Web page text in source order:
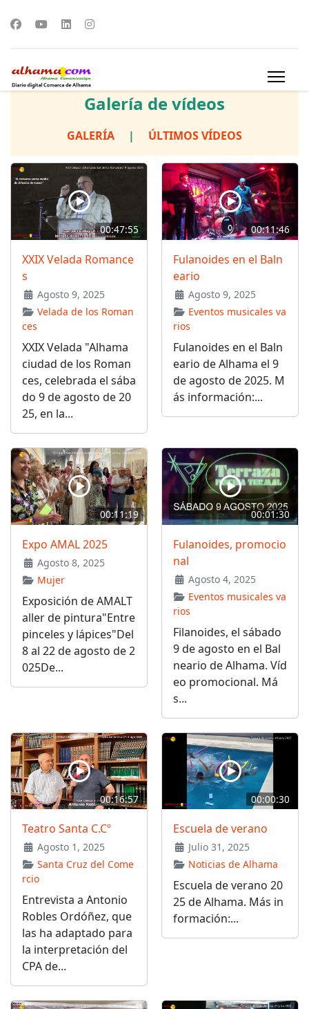
Galería de vídeos
GALERÍA | ÚLTIMOS VÍDEOS
00:47:55
XXIX Velada Romance
s
Agosto 9, 2025
Velada de los Roman
ces
XXIX Velada "Alhama
ciudad de los Roman
ces, celebrada el sába
do 9 de agosto de 20
25, en la...
00:11:46
Fulanoides en el Baln
eario
Agosto 9, 2025
Eventos musicales va
rios
Fulanoides en el Baln
eario de Alhama el 9
de agosto de 2025. M
ás información:...
00:11:19
Expo AMAL 2025
Agosto 8, 2025
Mujer
Exposición de AMALT
aller de pintura"Entre
pinceles y lápices"Del
8 al 22 de agosto de 2
025De...
00:01:30
Fulanoides, promocio
nal
Agosto 4, 2025
Eventos musicales va
rios
Filanoides, el sábado
9 de agosto en el Bal
neario de Alhama. Víd
eo promocional. Má
s...
00:16:57
Teatro Santa C.Cº
Agosto 1, 2025
Santa Cruz del Come
rcio
Entrevista a Antonio
Robles Ordóñez, que
las ha adaptado para
la interpretación del
CPA de...
00:00:30
Escuela de verano
Julio 31, 2025
Noticias de Alhama
Escuela de verano 20
25 de Alhama. Más in
formación:...